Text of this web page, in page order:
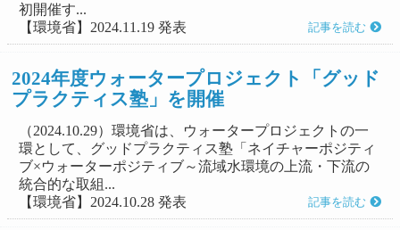
初開催す...
【環境省】2024.11.19 発表
記事を読む
2024年度ウォータープロジェクト「グッド
プラクティス塾」を開催
（2024.10.29）環境省は、ウォータープロジェクトの一
環として、グッドプラクティス塾「ネイチャーポジティ
ブ×ウォーターポジティブ～流域水環境の上流・下流の
統合的な取組...
【環境省】2024.10.28 発表
記事を読む